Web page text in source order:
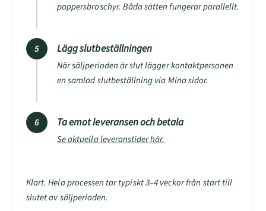
pappersbroschyr. Båda sätten fungerar parallellt.
5 Lägg slutbeställningen
När säljperioden är slut lägger kontaktpersonen
en samlad slutbeställning via Mina sidor.
6 Ta emot leveransen och betala
Se aktuella leveranstider här.
Klart. Hela processen tar typiskt 3–4 veckor från start till
slutet av säljperioden.